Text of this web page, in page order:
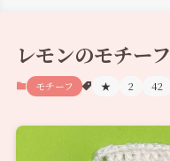
レモンのモチーフ
モチーフ ★ 2 42